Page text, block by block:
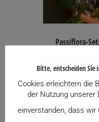
Passiflora-
Bitte, entscheiden Sie
Cookies erleichtern die
der Nutzung unserer
einverstanden, dass wir